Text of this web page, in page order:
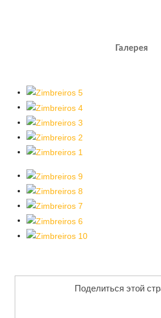
Галерея
Поделиться этой